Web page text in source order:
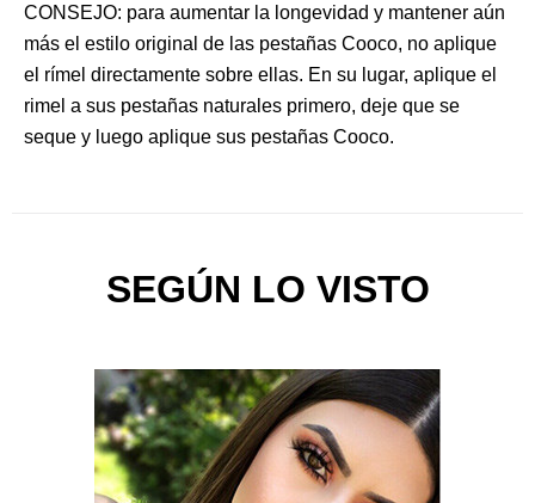
CONSEJO: para aumentar la longevidad y mantener aún
más el estilo original de las pestañas Cooco, no aplique
el rímel directamente sobre ellas. En su lugar, aplique el
rimel a sus pestañas naturales primero, deje que se
seque y luego aplique sus pestañas Cooco.
SEGÚN LO VISTO